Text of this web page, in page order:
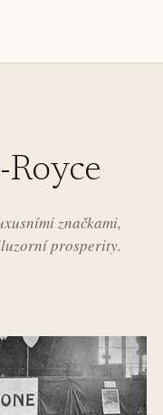
Royce
značkami,
prosperity.